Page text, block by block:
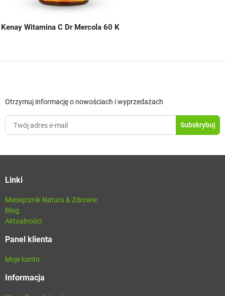
Kenay Witamina C Dr Mercola 60 K
Otrzymuj informację o nowościach i wyprzedażach
Linki
Miesięcznik Natura & Zdrowie
Blog
Aktualności
Panel klienta
Moje konto
Informacja